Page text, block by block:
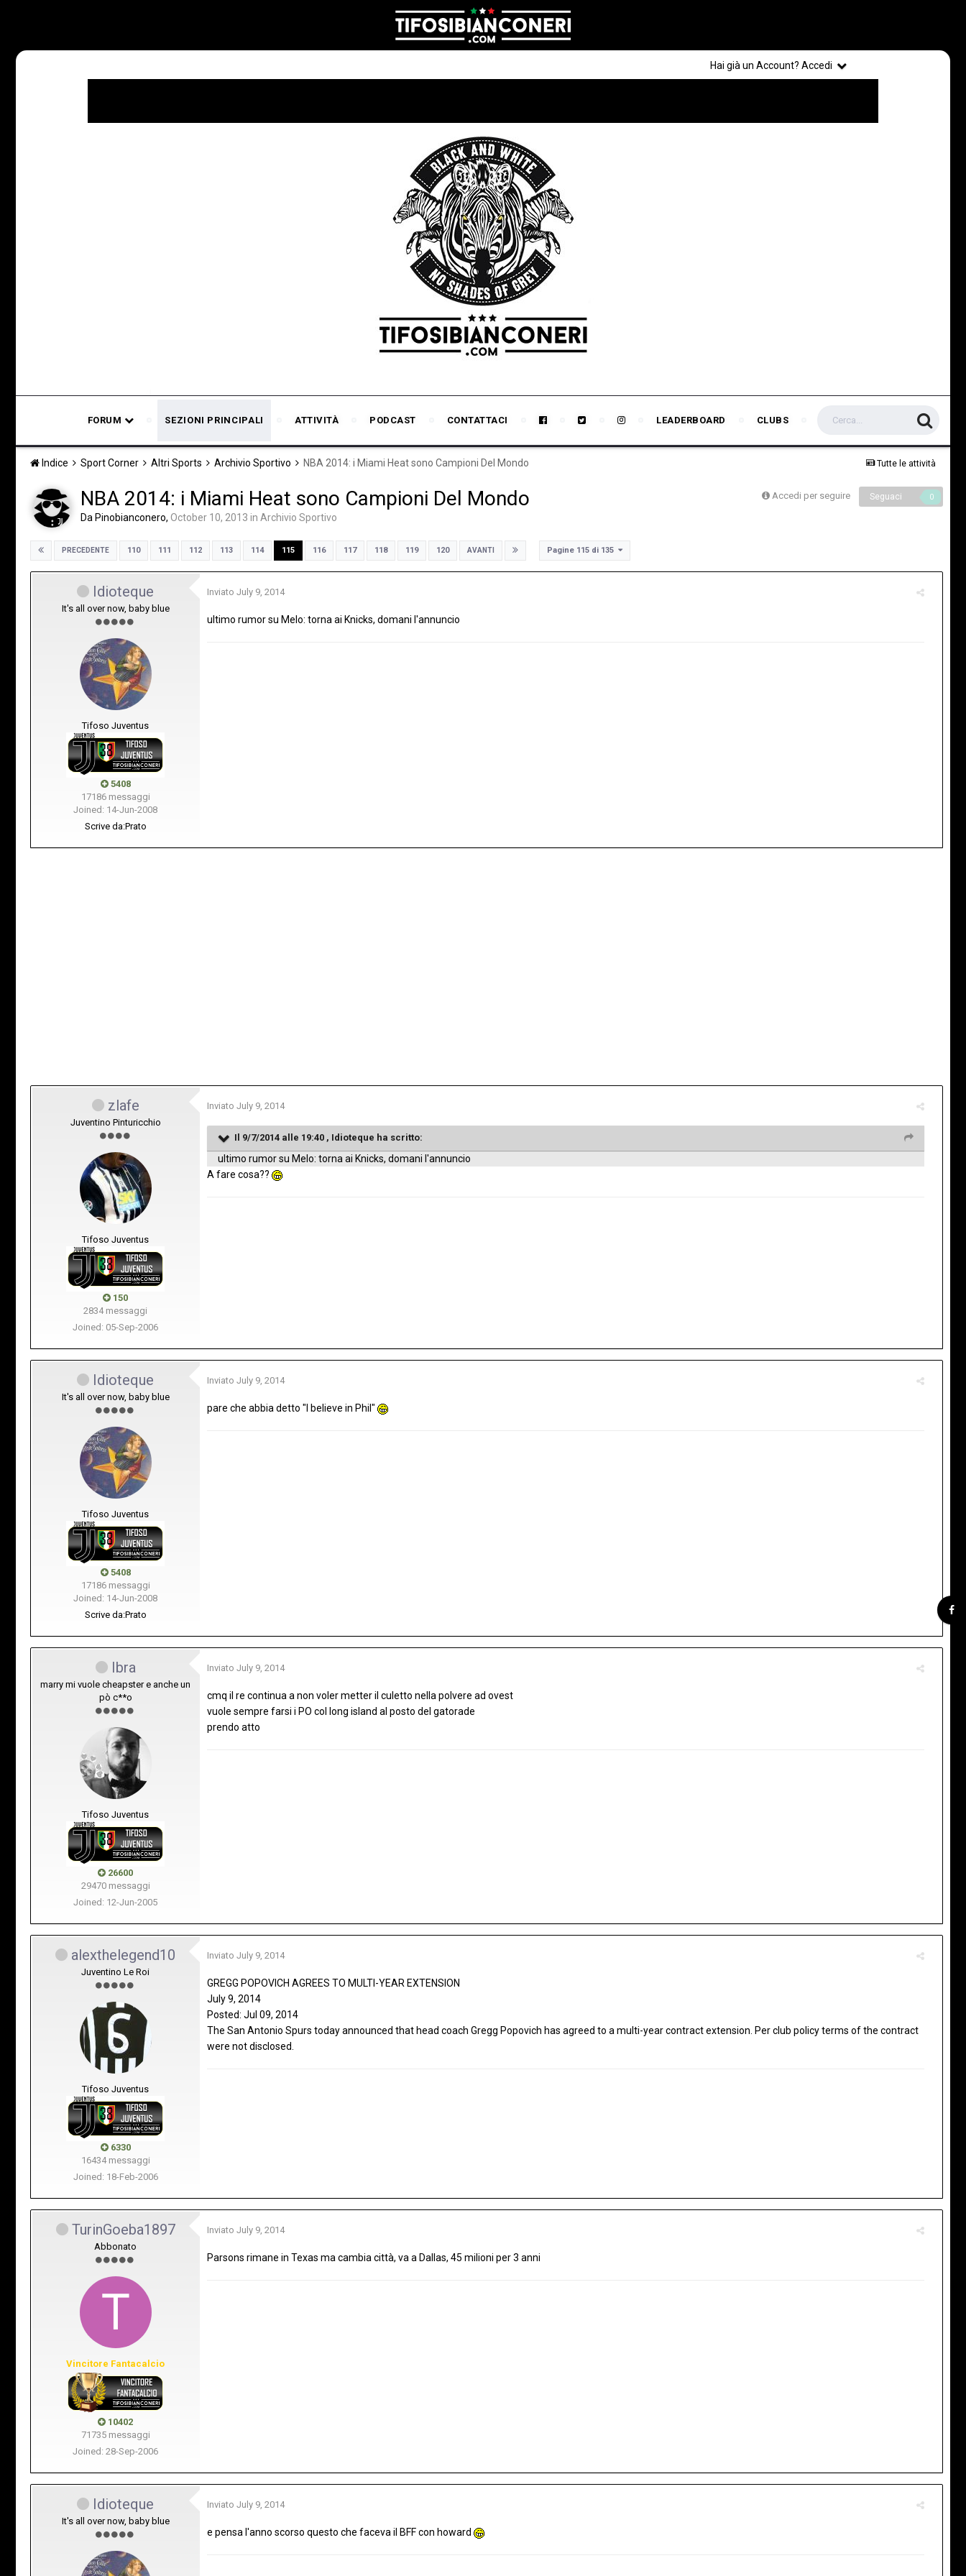
Hai già un Account? Accedi
FORUM SEZIONI PRINCIPALI ATTIVITÀ PODCAST CONTATTACI LEADERBOARD CLUBS
Tutte le attività
Indice Sport Corner Altri Sports Archivio Sportivo NBA 2014: i Miami Heat sono Campioni Del Mondo
Accedi per seguire Seguaci 0
NBA 2014: i Miami Heat sono Campioni Del Mondo
Da Pinobianconero, October 10, 2013 in Archivio Sportivo
PRECEDENTE 110 111 112 113 114 115 116 117 118 119 120 AVANTI Pagine 115 di 135
Idioteque
It's all over now, baby blue
Tifoso Juventus
5408
17186 messaggi
Joined: 14-Jun-2008
Scrive da:Prato
Inviato July 9, 2014
ultimo rumor su Melo: torna ai Knicks, domani l'annuncio
zlafe
Juventino Pinturicchio
Tifoso Juventus
150
2834 messaggi
Joined: 05-Sep-2006
Inviato July 9, 2014
Il 9/7/2014 alle 19:40 , Idioteque ha scritto:
ultimo rumor su Melo: torna ai Knicks, domani l'annuncio
A fare cosa??
Idioteque
It's all over now, baby blue
Tifoso Juventus
5408
17186 messaggi
Joined: 14-Jun-2008
Scrive da:Prato
Inviato July 9, 2014
pare che abbia detto "I believe in Phil"
Ibra
marry mi vuole cheapster e anche un
pò c**o
Tifoso Juventus
26600
29470 messaggi
Joined: 12-Jun-2005
Inviato July 9, 2014
cmq il re continua a non voler metter il culetto nella polvere ad ovest
vuole sempre farsi i PO col long island al posto del gatorade
prendo atto
alexthelegend10
Juventino Le Roi
Tifoso Juventus
6330
16434 messaggi
Joined: 18-Feb-2006
Inviato July 9, 2014
GREGG POPOVICH AGREES TO MULTI-YEAR EXTENSION
July 9, 2014
Posted: Jul 09, 2014
The San Antonio Spurs today announced that head coach Gregg Popovich has agreed to a multi-year contract extension. Per club policy terms of the contract
were not disclosed.
TurinGoeba1897
Abbonato
Vincitore Fantacalcio
10402
71735 messaggi
Joined: 28-Sep-2006
Inviato July 9, 2014
Parsons rimane in Texas ma cambia città, va a Dallas, 45 milioni per 3 anni
Idioteque
It's all over now, baby blue
Inviato July 9, 2014
e pensa l'anno scorso questo che faceva il BFF con howard